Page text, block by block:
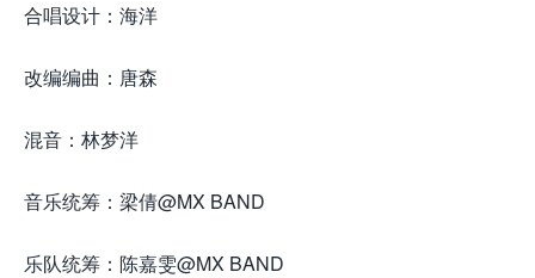
合唱设计：海洋
改编编曲：唐森
混音：林梦洋
音乐统筹：梁倩@MX BAND
乐队统筹：陈嘉雯@MX BAND